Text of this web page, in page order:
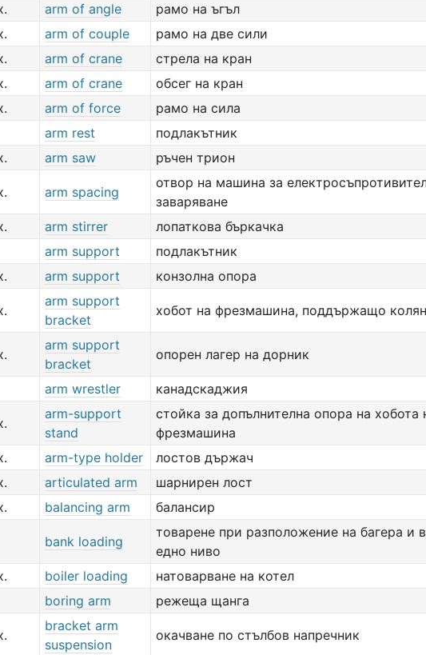
arm of angle
рамо на ъгъл
arm of couple
рамо на две сили
arm of crane
стрела на кран
arm of crane
обсег на кран
arm of force
рамо на сила
arm rest
подлакътник
arm saw ръчен трион
arm spacing
отвор на машина за
заваряване
arm stirrer
лопаткова бъркачка
arm support
подлакътник
arm support конзолна опора
arm support
bracket
хобот на фрезмашина, поддържащо
arm support
bracket
опорен лагер на дорник
arm wrestler канадскаджия
arm-support
stand
стойка за допълнителна опора на хобота
фрезмашина
arm-type holder
лостов държач
articulated arm
шарнирен лост
balancing arm балансир
bank loading
товарене при разположение на багера и
едно ниво
boiler loading
натоварване на котел
boring arm режеща щанга
bracket arm
suspension
окачване по стълбов напречник